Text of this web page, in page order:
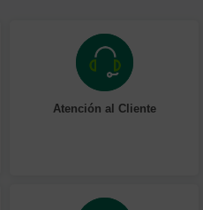
Atención al Cliente